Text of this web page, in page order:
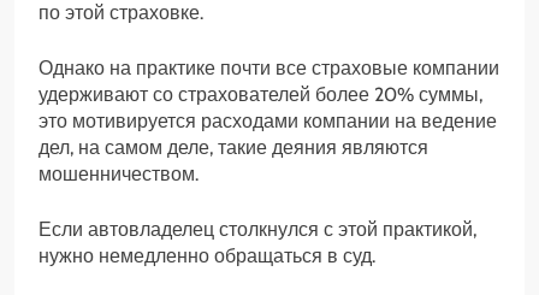
по этой страховке.
Однако на практике почти все страховые компании
удерживают со страхователей более 20% суммы,
это мотивируется расходами компании на ведение
дел, на самом деле, такие деяния являются
мошенничеством.
Если автовладелец столкнулся с этой практикой,
нужно немедленно обращаться в суд.